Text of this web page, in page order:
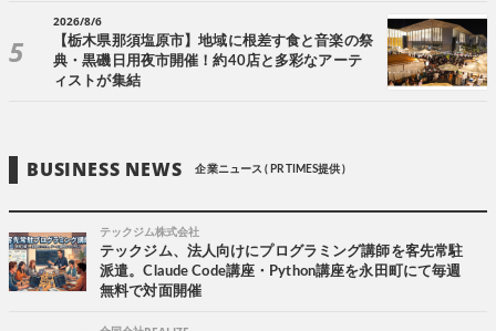
2026/8/6
【栃木県那須塩原市】地域に根差す食と音楽の祭
典・黒磯日用夜市開催！約40店と多彩なアーテ
ィストが集結
BUSINESS NEWS 企業ニュース ( PR TIMES提供 )
テックジム株式会社
テックジム、法人向けにプログラミング講師を客先常駐
派遣。Claude Code講座・Python講座を永田町にて毎週
無料で対面開催